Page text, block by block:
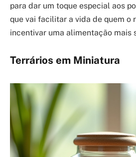
para dar um toque especial aos
que vai facilitar a vida de quem o
incentivar uma alimentação mais
Terrários em Miniatura